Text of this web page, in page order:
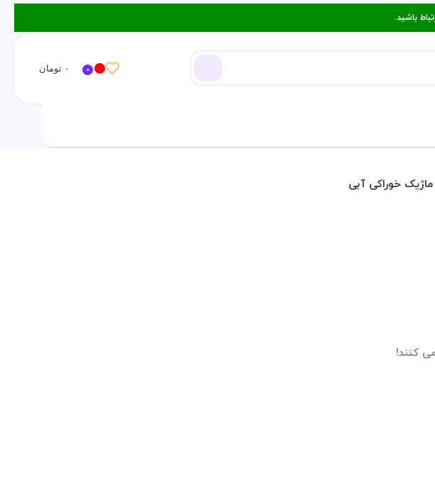
0 ۰ تومان
ماژیک خوراکی آبی
کنند!